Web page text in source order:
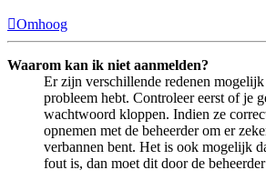
Omhoog
Waarom kan ik niet aanmelden?
Er zijn verschillende redenen
probleem hebt. Controleer eerst of je
wachtwoord kloppen. Indien ze
opnemen met de beheerder om er
verbannen bent. Het is ook mogelijk
fout is, dan moet dit door de